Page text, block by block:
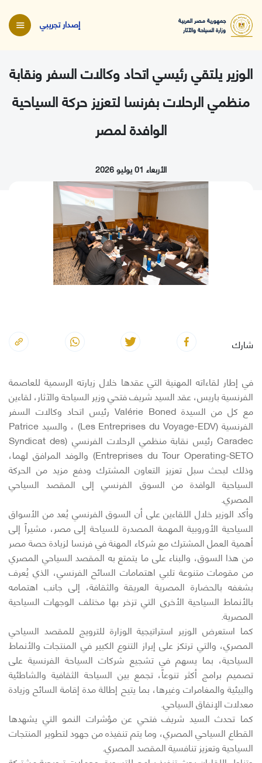
جمهورية مصر العربية
وزارة السياحة والآثار
إصدار تجريبي
الوزير يلتقي رئيسي اتحاد وكالات السفر ونقابة
منظمي الرحلات بفرنسا لتعزيز حركة السياحية
الوافدة لمصر
الأربعاء 01 يوليو 2026
شارك
في إطار لقاءاته المهنية التي عقدها خلال زيارته الرسمية للعاصمة
الفرنسية باريس، عقد السيد شريف فتحي وزير السياحة والآثار، لقاءين
مع كل من السيدة Valérie Boned رئيس اتحاد وكالات السفر
الفرنسية (Les Entreprises du Voyage-EDV) ، والسيد Patrice
Caradec رئيس نقابة منظمي الرحلات الفرنسي (Syndicat des
Entreprises du Tour Operating-SETO) والوفد المرافق لهما،
وذلك لبحث سبل تعزيز التعاون المشترك ودفع مزيد من الحركة
السياحية الوافدة من السوق الفرنسي إلى المقصد السياحي
المصري.
وأكد الوزير خلال اللقاءين على أن السوق الفرنسي يُعد من الأسواق
السياحية الأوروبية المهمة المصدرة للسياحة إلى مصر، مشيراً إلى
أهمية العمل المشترك مع شركاء المهنة في فرنسا لزيادة حصة مصر
من هذا السوق، والبناء على ما يتمتع به المقصد السياحي المصري
من مقومات متنوعة تلبي اهتمامات السائح الفرنسي، الذي يُعرف
بشغفه بالحضارة المصرية العريقة والثقافة، إلى جانب اهتمامه
بالأنماط السياحية الأخرى التي تزخر بها مختلف الوجهات السياحية
المصرية.
كما استعرض الوزير استراتيجية الوزارة للترويج للمقصد السياحي
المصري، والتي ترتكز على إبراز التنوع الكبير في المنتجات والأنماط
السياحية، بما يسهم في تشجيع شركات السياحة الفرنسية على
تصميم برامج أكثر تنوعاً، تجمع بين السياحة الثقافية والشاطئية
والبيئية والمغامرات وغيرها، بما يتيح إطالة مدة إقامة السائح وزيادة
معدلات الإنفاق السياحي.
كما تحدث السيد شريف فتحي عن مؤشرات النمو التي يشهدها
القطاع السياحي المصري، وما يتم تنفيذه من جهود لتطوير المنتجات
السياحية وتعزيز تنافسية المقصد المصري.